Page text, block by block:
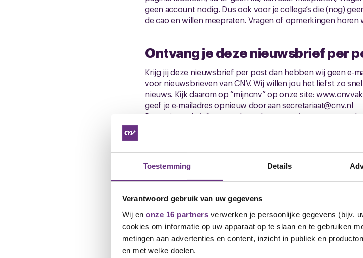
Toestemming Details
Verantwoord gebruik van uw gegevens
Wij en onze 16 partners verwerken je persoonlijke gegevens (bijv.
cookies om informatie op uw apparaat op te slaan en te gebruiken
metingen aan advertenties en content, inzicht in publiek en
en met welke doelen.
geen account nodig. Dus ook voor je collega’s die (nog)
de cao en willen meepraten. Vragen of opmerkingen horen
Ontvang je deze nieuwsbrief per
Krijg jij deze nieuwsbrief per post dan hebben wij geen e-
voor nieuwsbrieven van CNV. Wij willen jou het liefst zo
nieuws. Kijk daarom op “mijncnv” op onze site:
geef je e-mailadres opnieuw door aansecretariaat@cnv.nl
Deze nieuwsbrief staat ook op de cao-pagina:
Maak je collega lid!
Wil je nu als eerste op de hoogte blijven van de
Ben je blij met ons? Je kunt ons helpen om nog meer
georganiseerde collega. Hoe meer leden we hebben, hoe
arbeidsvoorwaarden. Een nieuw lid aanmelden gaat heel
voor terug. Ga voor informatie en voorwaarden naar CNV
viawww.cnvvakmensen.nl/sluit-je-aan/